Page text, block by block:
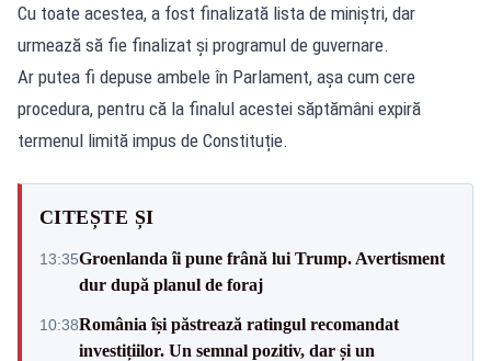
Cu toate acestea, a fost finalizată lista de miniștri, dar
urmează să fie finalizat și programul de guvernare.
Ar putea fi depuse ambele în Parlament, așa cum cere
procedura, pentru că la finalul acestei săptămâni expiră
termenul limită impus de Constituție.
CITEȘTE ȘI
13:35Groenlanda îi pune frână lui Trump. Avertisment
dur după planul de foraj
10:38România își păstrează ratingul recomandat
investițiilor. Un semnal pozitiv, dar și un